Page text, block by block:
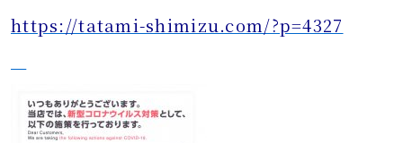
https://tatami-shimizu.com/?p=4327